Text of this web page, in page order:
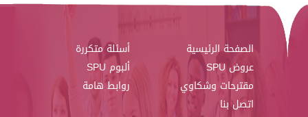
الصفحة الرئيسية
أسئلة متكررة
عروض SPU
ألبوم SPU
مقترحات وشكاوي
روابط هامة
اتصل بنا